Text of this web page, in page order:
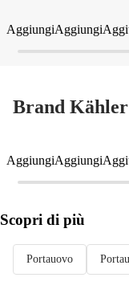
AggiungiAggiungi
Brand Kähler
AggiungiAggiungi
Scopri di più
Portauovo